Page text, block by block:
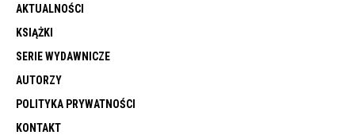
AKTUALNOŚCI
KSIĄŻKI
SERIE WYDAWNICZE
AUTORZY
POLITYKA PRYWATNOŚCI
KONTAKT